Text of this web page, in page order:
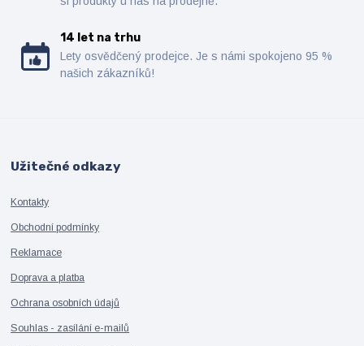
14 let na trhu
Lety osvědčený prodejce. Je s námi spokojeno 95 %
našich zákazníků!
Užitečné odkazy
Kontakty
Obchodní podmínky
Reklamace
Doprava a platba
Ochrana osobních údajů
Souhlas - zasílání e-mailů